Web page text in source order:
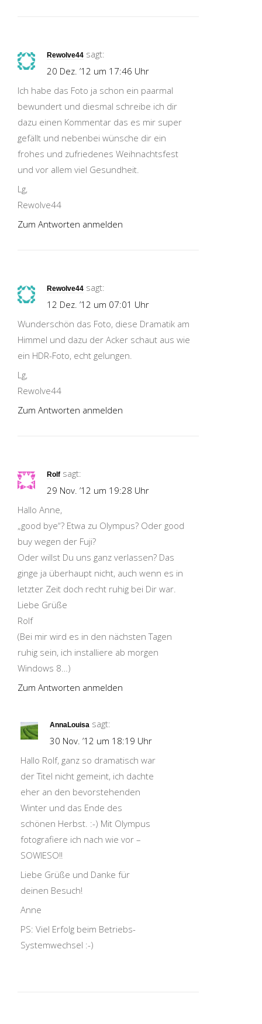
Rewolve44 sagt:
20 Dez. ’12 um 17:46 Uhr
Ich habe das Foto ja schon ein paarmal
bewundert und diesmal schreibe ich dir
dazu einen Kommentar das es mir super
gefällt und nebenbei wünsche dir ein
frohes und zufriedenes Weihnachtsfest
und vor allem viel Gesundheit.
Lg,
Rewolve44
Zum Antworten anmelden
Rewolve44 sagt:
12 Dez. ’12 um 07:01 Uhr
Wunderschön das Foto, diese Dramatik am
Himmel und dazu der Acker schaut aus wie
ein HDR-Foto, echt gelungen.
Lg,
Rewolve44
Zum Antworten anmelden
Rolf sagt:
29 Nov. ’12 um 19:28 Uhr
Hallo Anne,
„good bye“? Etwa zu Olympus? Oder good
buy wegen der Fuji?
Oder willst Du uns ganz verlassen? Das
ginge ja überhaupt nicht, auch wenn es in
letzter Zeit doch recht ruhig bei Dir war.
Liebe Grüße
Rolf
(Bei mir wird es in den nächsten Tagen
ruhig sein, ich installiere ab morgen
Windows 8…)
Zum Antworten anmelden
AnnaLouisa sagt:
30 Nov. ’12 um 18:19 Uhr
Hallo Rolf, ganz so dramatisch war
der Titel nicht gemeint, ich dachte
eher an den bevorstehenden
Winter und das Ende des
schönen Herbst. :-) Mit Olympus
fotografiere ich nach wie vor –
SOWIESO!!
Liebe Grüße und Danke für
deinen Besuch!
Anne
PS: Viel Erfolg beim Betriebs-
Systemwechsel :-)